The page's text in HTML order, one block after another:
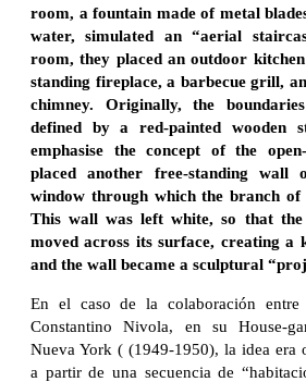
room, a fountain made of metal
water, simulated an “aerial
room, they placed an outdoor
standing fireplace, a barbecue grill,
chimney. Originally, the
defined by a red-painted wooden
emphasise the concept of the
placed another free-standing wall
window through which the branch of
This wall was left white, so that
moved across its surface, creating a
and the wall became a sculptural
En el caso de la colaboración
Constantino Nivola, en su House-
Nueva York ( (1949-1950), la idea era
a partir de una secuencia de